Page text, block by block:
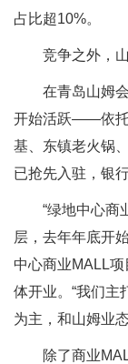
占比超10%。
竞争之外，
在青岛山姆
开始活跃——依托
基、东镇老火锅
已抢先入驻，银
“绿地中心商
层，去年年底开
中心商业MALL
体开业。“我们主
为主，和山姆业态
除了商业